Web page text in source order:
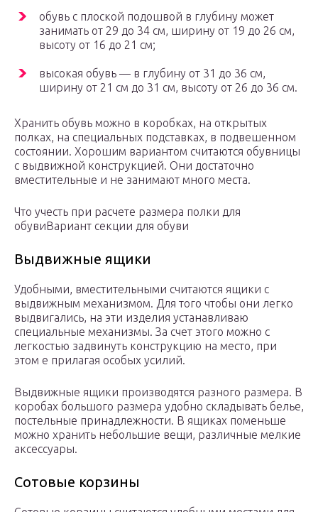
обувь с плоской подошвой в глубину может
занимать от 29 до 34 см, ширину от 19 до 26 см,
высоту от 16 до 21 см;
высокая обувь — в глубину от 31 до 36 см,
ширину от 21 см до 31 см, высоту от 26 до 36 см.
Хранить обувь можно в коробках, на открытых
полках, на специальных подставках, в подвешенном
состоянии. Хорошим вариантом считаются обувницы
с выдвижной конструкцией. Они достаточно
вместительные и не занимают много места.
Что учесть при расчете размера полки для
обувиВариант секции для обуви
Выдвижные ящики
Удобными, вместительными считаются ящики с
выдвижным механизмом. Для того чтобы они легко
выдвигались, на эти изделия устанавливаю
специальные механизмы. За счет этого можно с
легкостью задвинуть конструкцию на место, при
этом е прилагая особых усилий.
Выдвижные ящики производятся разного размера. В
коробах большого размера удобно складывать белье,
постельные принадлежности. В ящиках поменьше
можно хранить небольшие вещи, различные мелкие
аксессуары.
Сотовые корзины